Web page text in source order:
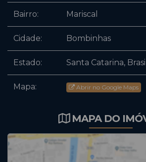
Bairro: Mariscal
Cidade: Bombinhas
Estado: Santa Catarina, Brasil
Mapa: Abrir no Google Maps
MAPA DO